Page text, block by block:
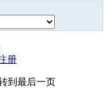
册
到最后一页